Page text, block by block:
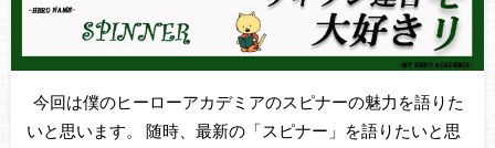
今回は僕のヒーローアカデミアのスピナーの魅力を語りた
いと思います。 随時、最新の「スピナー」を語りたいと思